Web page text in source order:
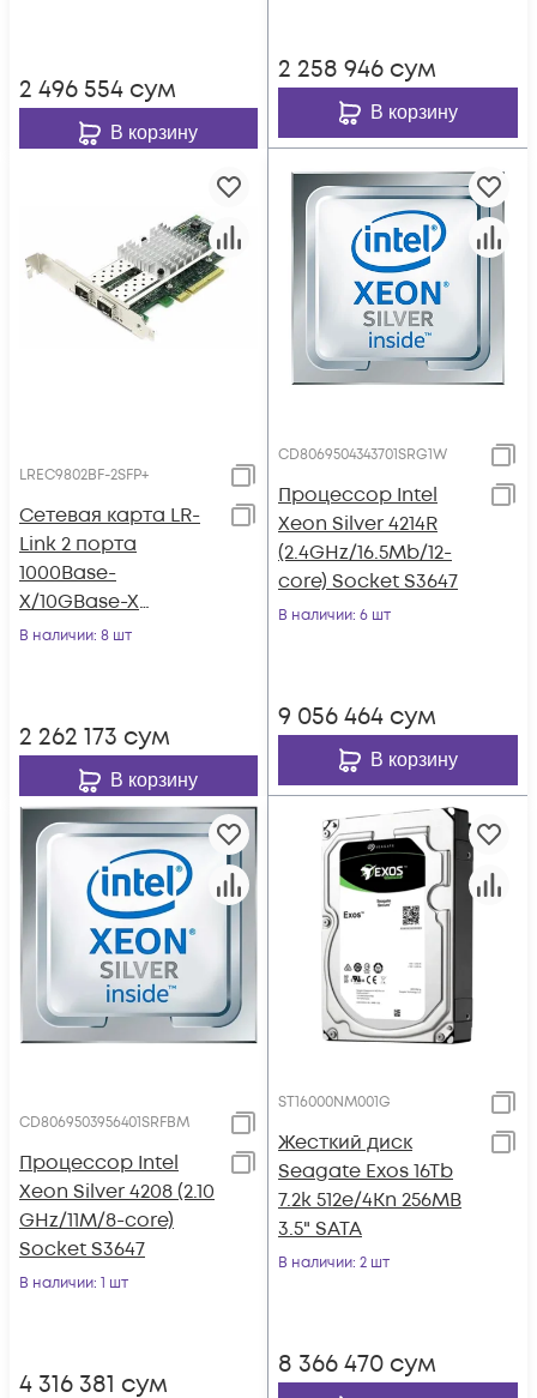
2 496 554 сум
В корзину
2 258 946 сум
В корзину
LREC9802BF-2SFP+
Сетевая карта LR-
Link 2 порта
1000Base-
X/10GBase-X
LREC9802BF-2SFP+
В наличии: 8 шт
2 262 173 сум
В корзину
CD8069504343701SRG1W
Процессор Intel
Xeon Silver 4214R
(2.4GHz/16.5Mb/12-
core) Socket S3647
В наличии: 6 шт
9 056 464 сум
В корзину
CD8069503956401SRFBM
Процессор Intel
Xeon Silver 4208 (2.10
GHz/11M/8-core)
Socket S3647
В наличии: 1 шт
4 316 381 сум
ST16000NM001G
Жесткий диск
Seagate Exos 16Tb
7.2k 512e/4Kn 256MB
3.5" SATA
В наличии: 2 шт
8 366 470 сум